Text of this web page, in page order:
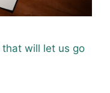
will let us go